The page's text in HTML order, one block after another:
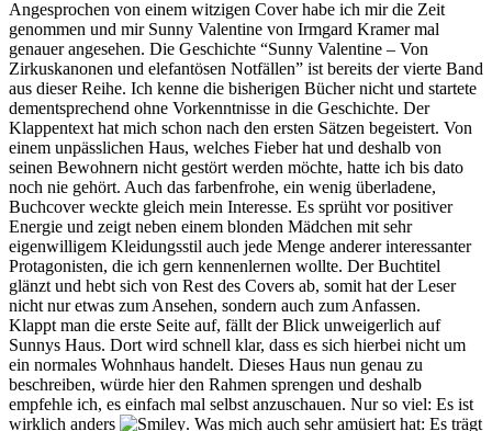
Angesprochen von einem witzigen Cover habe ich mir die Zeit
genommen und mir Sunny Valentine von Irmgard Kramer mal
genauer angesehen. Die Geschichte “Sunny Valentine – Von
Zirkuskanonen und elefantösen Notfällen” ist bereits der vierte Band
aus dieser Reihe. Ich kenne die bisherigen Bücher nicht und startete
dementsprechend ohne Vorkenntnisse in die Geschichte. Der
Klappentext hat mich schon nach den ersten Sätzen begeistert. Von
einem unpässlichen Haus, welches Fieber hat und deshalb von
seinen Bewohnern nicht gestört werden möchte, hatte ich bis dato
noch nie gehört. Auch das farbenfrohe, ein wenig überladene,
Buchcover weckte gleich mein Interesse. Es sprüht vor positiver
Energie und zeigt neben einem blonden Mädchen mit sehr
eigenwilligem Kleidungsstil auch jede Menge anderer interessanter
Protagonisten, die ich gern kennenlernen wollte. Der Buchtitel
glänzt und hebt sich von Rest des Covers ab, somit hat der Leser
nicht nur etwas zum Ansehen, sondern auch zum Anfassen.
Klappt man die erste Seite auf, fällt der Blick unweigerlich auf
Sunnys Haus. Dort wird schnell klar, dass es sich hierbei nicht um
ein normales Wohnhaus handelt. Dieses Haus nun genau zu
beschreiben, würde hier den Rahmen sprengen und deshalb
empfehle ich, es einfach mal selbst anzuschauen. Nur so viel: Es ist
wirklich anders
. Was mich auch sehr amüsiert hat: Es trägt